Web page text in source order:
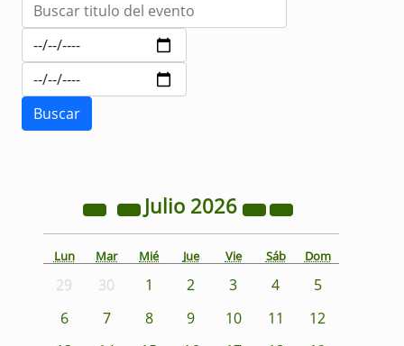
Julio 2026
Lun Mar Mié Jue Vie Sáb Dom
29 30 1 2 3 4
5
6
7 8 9 10 11
12